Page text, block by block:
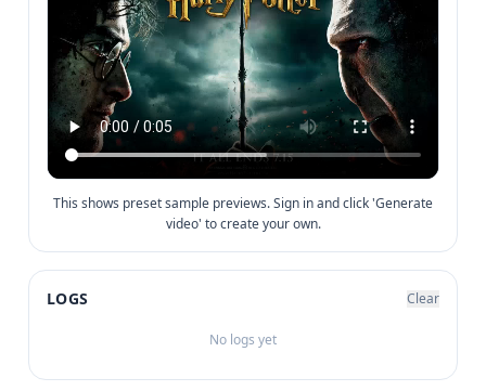
This shows preset sample previews. Sign in and click 'Generate
video' to create your own.
LOGS Clear
No logs yet